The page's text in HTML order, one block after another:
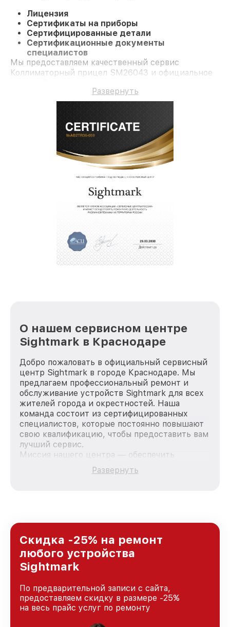
Лицензия
Сертификаты на приборы
Сертифицированные детали
Сертификационные документы
специалистов
Мы предоставляем качественный сервис
Коллиматорный прицел SM26043 и официальное
Развернуть
О нашем сервисном центре
Sightmark в Краснодаре
Добро пожаловать в официальный сервисный
центр Sightmark в городе Краснодаре. Мы
предлагаем профессиональный ремонт и
обслуживание устройств Sightmark для всех
жителей города и окрестностей. Наша
команда состоит из сертифицированных
специалистов, которые постоянно повышают
свою квалификацию, чтобы предоставить вам
лучший сервис.
Миссия нашего центра — обеспечить
качественный и доступный ремонт для
каждого пользователя продукции Sightmark,
городе Краснодаре, постоянно повышая
уровень доверия и лояльности наших
клиентов.
Развернуть
Скидка -25% на ремонт
любого устройства
Sightmark
По предварительной записи с сайта,
предоставляем скидку в размере -25%
на весь прайс услуг по ремонту